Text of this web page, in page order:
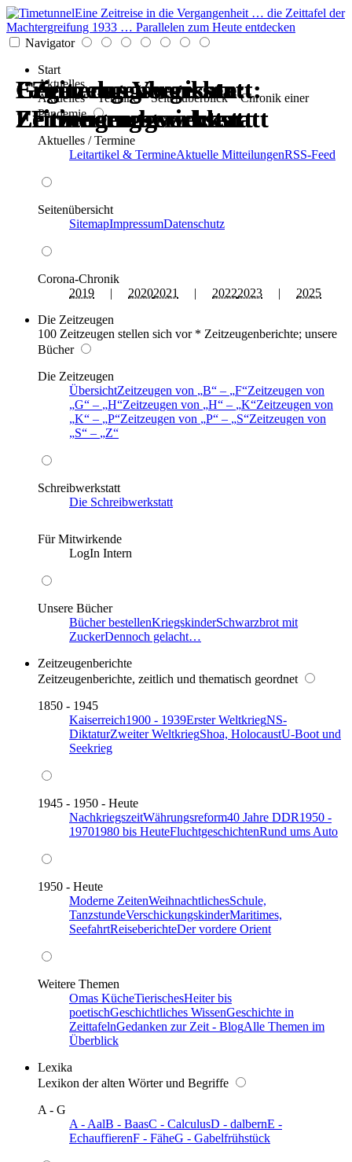
Eine Zeitreise in die Vergangenheit … die Zeittafel der
Machtergreifung 1933 … Parallelen zum Heute entdecken
Navigator
Start
Aktuelles
Aktuelles * Termine * Seitenüberblick * Chronik einer
Pandemie
Aktuelles / Termine
Leitartikel & TermineAktuelle MitteilungenRSS-Feed
Seitenübersicht
SitemapImpressumDatenschutz
Corona-Chronik
2019 | 20202021 | 20222023 | 2025
Die Zeitzeugen
100 Zeitzeugen stellen sich vor * Zeitzeugenberichte; unsere
Bücher
Die Zeitzeugen
ÜbersichtZeitzeugen von B – F Zeitzeugen von
G
– H Zeitzeugen von H – K Zeitzeugen von
K
– P Zeitzeugen von P – S Zeitzeugen von
S
– Z
Schreibwerkstatt
Die Schreibwerkstatt
Für Mitwirkende
LogIn Intern
Unsere Bücher
Bücher bestellenKriegskinderSchwarzbrot mit
ZuckerDennoch gelacht…
Zeitzeugenberichte
Zeitzeugenberichte, zeitlich und thematisch geordnet
1850 - 1945
Kaiserreich1900 - 1939Erster WeltkriegNS-
DiktaturZweiter WeltkriegShoa, HolocaustU-Boot und
Seekrieg
1945 - 1950 - Heute
NachkriegszeitWährungsreform40 Jahre DDR1950 -
19701980 bis HeuteFluchtgeschichtenRund ums Auto
1950 - Heute
Moderne ZeitenWeihnachtlichesSchule,
TanzstundeVerschickungskinderMaritimes,
SeefahrtReiseberichteDer vordere Orient
Weitere Themen
Omas KücheTierischesHeiter bis
poetischGeschichtliches WissenGeschichte in
ZeittafelnGedanken zur Zeit - BlogAlle Themen im
Überblick
Lexika
Lexikon der alten Wörter und Begriffe
A - G
A - AalB - BaasC - CalculusD - dalbernE -
EchauffierenF - FäheG - Gabelfrühstück
Erinnerungswerkstatt:
Zeitzeugen berichten
Zeitzeugenberichte:
Erinnerungswerkstatt
Gegen das Vergessen:
Erinnerungswerkstatt
Erinnerungswerkstatt:
Zeitzeugen berichten
Zeitzeugenberichte:
Erinnerungswerkstatt
Gegen das Vergessen:
Erinnerungswerkstatt